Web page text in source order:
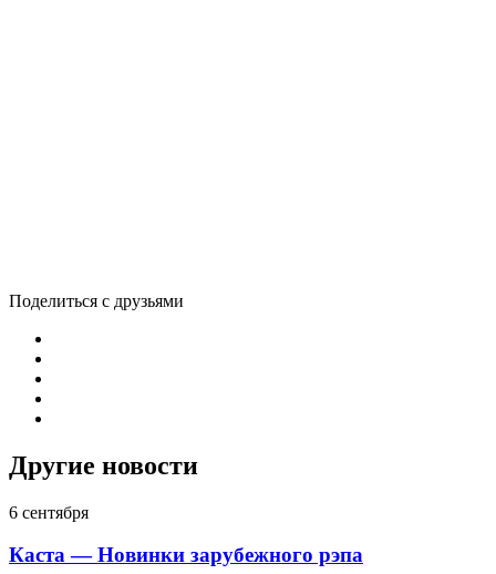
Поделиться с друзьями
Другие новости
6 сентября
Каста — Новинки зарубежного рэпа